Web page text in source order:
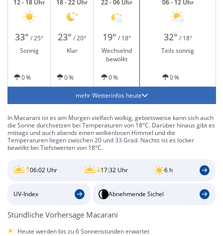
12 - 18 Uhr
18 - 22 Uhr
22 - 06 Uhr
06 - 12 Uhr
33° / 25° 23° / 20° 19° / 18° 32° / 18°
Sonnig
Klar
Wechselnd
bewölkt
Teils sonnig
0 % 0 % 0 % 0 %
mehr Wetterinfos heute
In Macarani ist es am Morgen vielfach wolkig, gebietsweise kann sich auch
die Sonne durchsetzen bei Temperaturen von 18°C. Darüber hinaus gibt es
mittags und auch abends einen wolkenlosen Himmel und die
Temperaturen liegen zwischen 20 und 33 Grad. Nachts ist es locker
bewölkt bei Tiefstwerten von 18°C.
06:02 Uhr 17:32 Uhr 6 h
UV-Index Abnehmende Sichel
Stündliche Vorhersage Macarani
Heute werden bis zu 6 Sonnenstunden erwartet